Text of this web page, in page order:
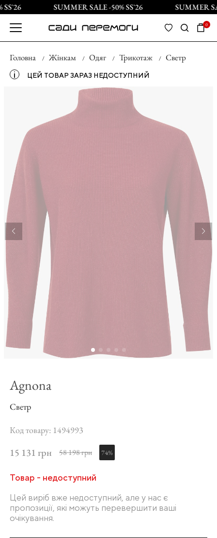
SUMMER SALE -50% SS`26 SUMMER
0
Головна Жінкам Одяг Трикотаж Светр
і ЦЕЙ ТОВАР ЗАРАЗ НЕДОСТУПНИЙ
Agnona
Светр
Код товару: 1494993
15 131 грн 58 198 грн 74%
Товар - недоступний
Цей виріб вже недоступний, але у нас є
пропозиції, які можуть перевершити ваші
очікування.